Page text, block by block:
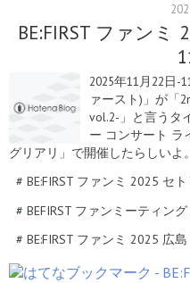
BE:FIRST ファンミ
2025年11月22日-
ァースト)」が「
vol.2-」と言うタ
ー コンサート ラ
グリアリ」で開催したらしいよ
# BE:FIRST ファンミ 2025 セト
# BEFIRST ファンミーティン
# BE:FIRST ファンミ 2025 広